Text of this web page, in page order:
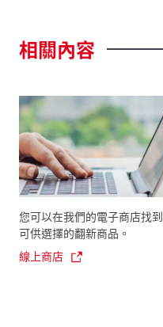
相關內容
您可以在我們的電子商店找到
可供選擇的翻新商品。
線上商店